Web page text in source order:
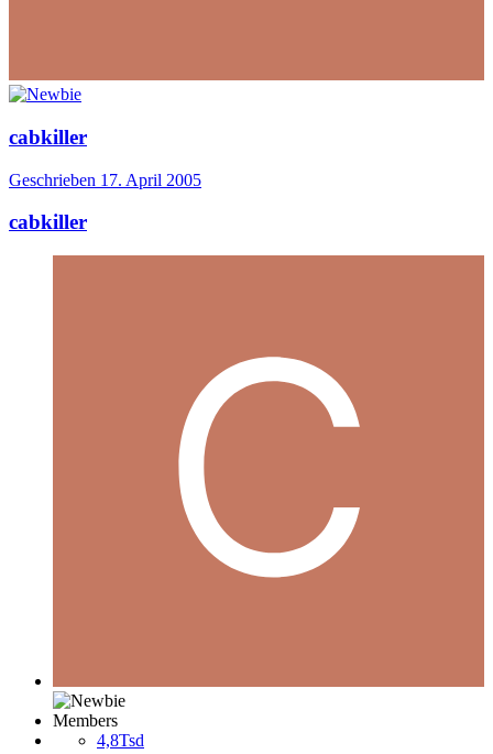
cabkiller
Geschrieben 17. April 2005
cabkiller
Members
4,8Tsd